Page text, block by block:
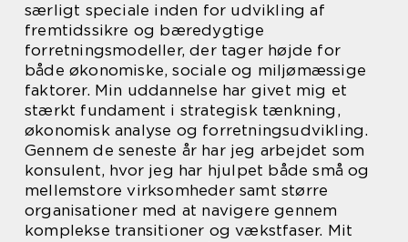
særligt speciale inden for udvikling af
fremtidssikre og bæredygtige
forretningsmodeller, der tager højde for
både økonomiske, sociale og miljømæssige
faktorer. Min uddannelse har givet mig et
stærkt fundament i strategisk tænkning,
økonomisk analyse og forretningsudvikling.
Gennem de seneste år har jeg arbejdet som
konsulent, hvor jeg har hjulpet både små og
mellemstore virksomheder samt større
organisationer med at navigere gennem
komplekse transitioner og vækstfaser. Mit